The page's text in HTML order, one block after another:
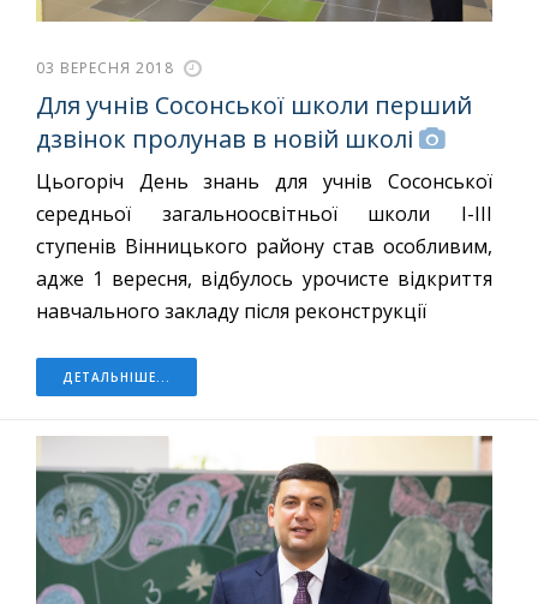
03 ВЕРЕСНЯ 2018
Для учнів Сосонської школи перший
дзвінок пролунав в новій школі
Цьогоріч День знань для учнів Сосонської
середньої загальноосвітньої школи І-ІІІ
ступенів Вінницького району став особливим,
адже 1 вересня, відбулось урочисте відкриття
навчального закладу після реконструкції
ДЕТАЛЬНІШЕ...